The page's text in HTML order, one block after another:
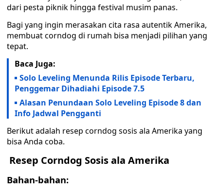
dari pesta piknik hingga festival musim panas.
Bagi yang ingin merasakan cita rasa autentik Amerika,
membuat corndog di rumah bisa menjadi pilihan yang
tepat.
Baca Juga:
Solo Leveling Menunda Rilis Episode Terbaru,
Penggemar Dihadiahi Episode 7.5
Alasan Penundaan Solo Leveling Episode 8 dan
Info Jadwal Pengganti
Berikut adalah resep corndog sosis ala Amerika yang
bisa Anda coba.
Resep Corndog Sosis ala Amerika
Bahan-bahan: